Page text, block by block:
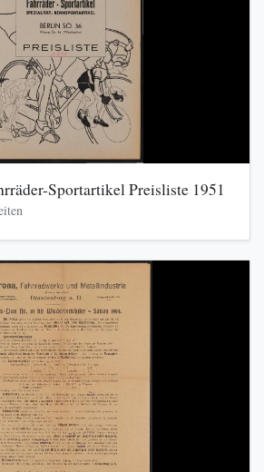
Sportartikel Preisliste 1951